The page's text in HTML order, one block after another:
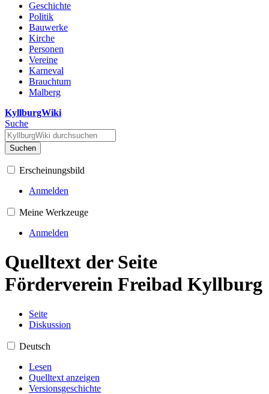
Geschichte
Politik
Bauwerke
Kirche
Personen
Vereine
Karneval
Brauchtum
Malberg
KyllburgWiki
Suche
Suchen
Erscheinungsbild
Anmelden
Meine Werkzeuge
Anmelden
Quelltext der Seite
Förderverein Freibad Kyllburg
Seite
Diskussion
Deutsch
Lesen
Quelltext anzeigen
Versionsgeschichte